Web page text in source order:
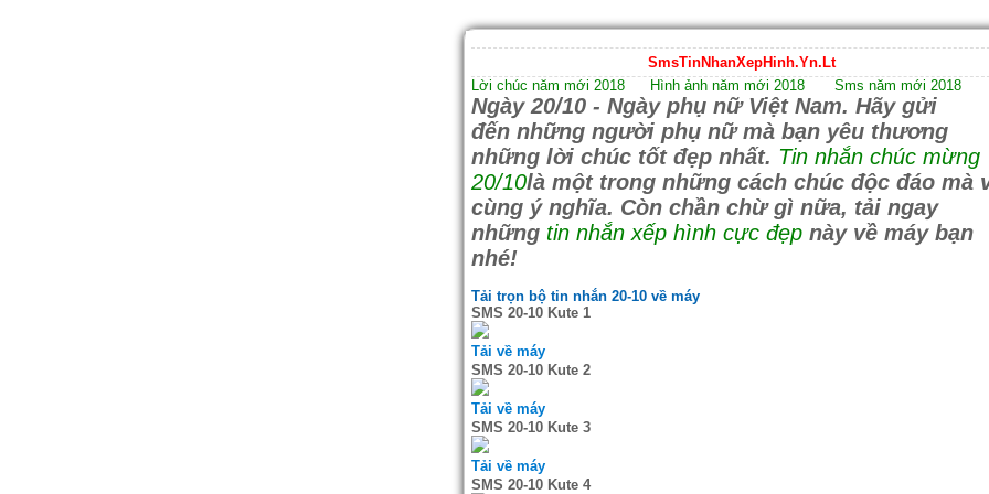
SmsTinNhanXepHinh.Yn.Lt
Lời chúc năm mới 2018
Hình ảnh năm mới 2018 Sms năm mới 2018
Ngày 20/10 - Ngày phụ nữ Việt Nam. Hãy gửi
đến những người phụ nữ mà bạn yêu thương
những lời chúc tốt đẹp nhất. Tin nhắn chúc mừng
20/10là một trong những cách chúc độc đáo mà
cùng ý nghĩa. Còn chần chừ gì nữa, tải ngay
những tin nhắn xếp hình cực đẹp này về máy bạn
nhé!
Tải trọn bộ tin nhắn 20-10 về máy
SMS 20-10 Kute 1
Tải về máy
SMS 20-10 Kute 2
Tải về máy
SMS 20-10 Kute 3
Tải về máy
SMS 20-10 Kute 4